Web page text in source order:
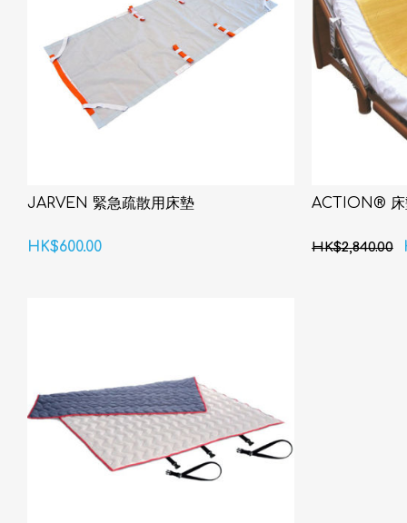
JARVEN 緊急疏散用床墊
HK$600.00
ACTION® 床
HK$2,840.00